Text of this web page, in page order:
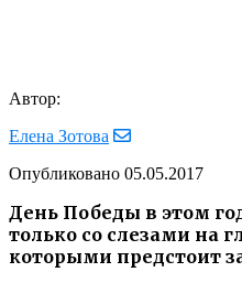
Автор:
Елена Зотова
Опубликовано 05.05.2017
День Победы в этом
только со слезами на
которыми предстоит